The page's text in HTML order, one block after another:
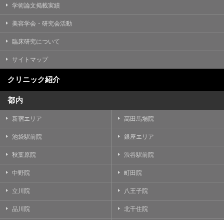
学術論文掲載実績
美容学会・研究会活動
臨床研究について
サイトマップ
クリニック紹介
都内
新宿エリア 高田馬場院
池袋駅前院 銀座エリア
秋葉原院 渋谷駅前院
中野院 町田院
立川院 八王子院
品川院 北千住院